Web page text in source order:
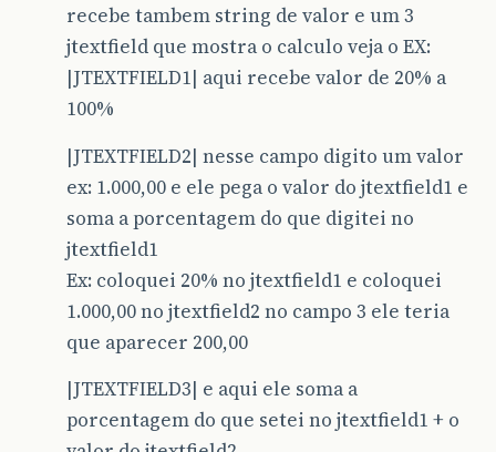
recebe tambem string de valor e um 3
jtextfield que mostra o calculo veja o EX:
|JTEXTFIELD1| aqui recebe valor de 20% a
100%
|JTEXTFIELD2| nesse campo digito um valor
ex: 1.000,00 e ele pega o valor do jtextfield1 e
soma a porcentagem do que digitei no
jtextfield1
Ex: coloquei 20% no jtextfield1 e coloquei
1.000,00 no jtextfield2 no campo 3 ele teria
que aparecer 200,00
|JTEXTFIELD3| e aqui ele soma a
porcentagem do que setei no jtextfield1 + o